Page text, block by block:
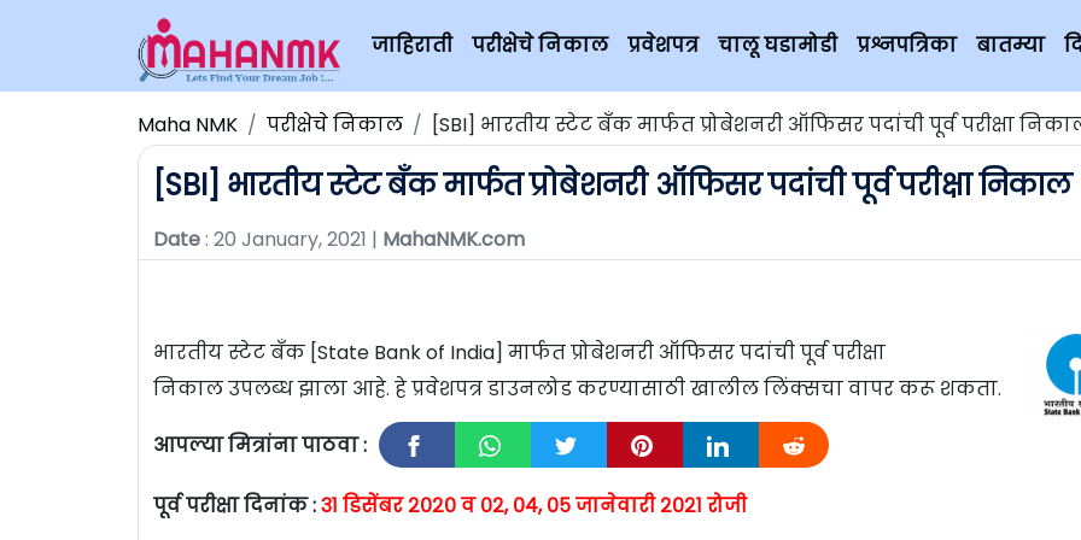
जाहिराती परीक्षेचे निकाल प्रवेशपत्र चालू घडामोडी प्रश्नपत्रिका बातम्या
Maha NMK परीक्षेचे निकाल [SBI] भारतीय स्टेट बँक मार्फत प्रोबेशनरी ऑफिसर पदांची पूर्व परीक्षा
[SBI] भारतीय स्टेट बँक मार्फत प्रोबेशनरी ऑफिसर पदांची पूर्व परीक्षा निकाल
Date: 20 January, 2021 | MahaNMK.com
भारतीय स्टेट बँक [State Bank of India] मार्फत प्रोबेशनरी ऑफिसर पदांची पूर्व परीक्षा
निकाल उपलब्ध झाला आहे. हे प्रवेशपत्र डाउनलोड करण्यासाठी खालील लिंक्सचा वापर करू शकता.
आपल्या मित्रांना पाठवा :
पूर्व परीक्षा दिनांक :३१ डिसेंबर २०२० व ०२, ०४, ०५ जानेवारी २०२१ रोजी